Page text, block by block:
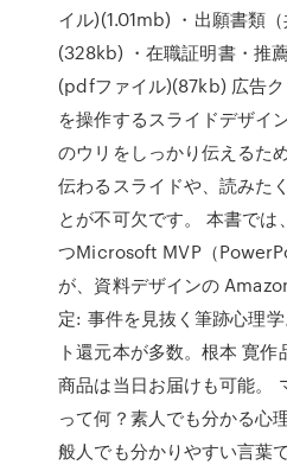
イル)(1.01mb) ・出願書類
(328kb) ・在職証明書・推
(pdfファイル)(87kb) 広告
を操作するスライドデザイ
のウリをしっかり伝えるた
伝わるスライドや、読みた
とが不可欠です。 本書で
つMicrosoft MVP（
が、資料デザインの
定: 事件を見抜く筆跡心理
ト還元本が多数。根本 寛
商品は当日お届けも可能。
って何？素人でも分かる心
般人でも分かりやすい言葉